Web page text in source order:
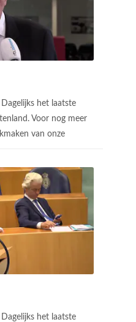
Dagelijks het laatste
Voor nog meer
van onze
Dagelijks het laatste